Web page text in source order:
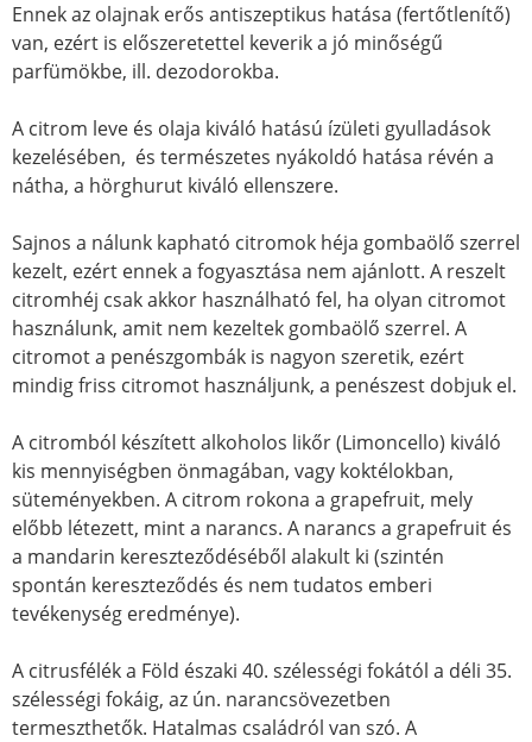
Ennek az olajnak erős antiszeptikus hatása (fertőtlenítő)
van, ezért is előszeretettel keverik a jó minőségű
parfümökbe, ill. dezodorokba.
A citrom leve és olaja kiváló hatású ízületi gyulladások
kezelésében, és természetes nyákoldó hatása révén a
nátha, a hörghurut kiváló ellenszere.
Sajnos a nálunk kapható citromok héja gombaölő szerrel
kezelt, ezért ennek a fogyasztása nem ajánlott. A reszelt
citromhéj csak akkor használható fel, ha olyan citromot
használunk, amit nem kezeltek gombaölő szerrel. A
citromot a penészgombák is nagyon szeretik, ezért
mindig friss citromot használjunk, a penészest dobjuk el.
A citromból készített alkoholos likőr (Limoncello) kiváló
kis mennyiségben önmagában, vagy koktélokban,
süteményekben. A citrom rokona a grapefruit, mely
előbb létezett, mint a narancs. A narancs a grapefruit és
a mandarin kereszteződéséből alakult ki (szintén
spontán kereszteződés és nem tudatos emberi
tevékenység eredménye).
A citrusfélék a Föld északi 40. szélességi fokától a déli 35.
szélességi fokáig, az ún. narancsövezetben
termeszthetők. Hatalmas családról van szó. A